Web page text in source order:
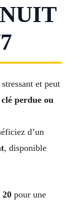
et peut
perdue ou
d’un
, disponible
20pour une